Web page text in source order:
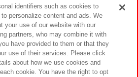
ーン
ステナビリティ サイトポリシー
identifiers such as cookies to
personalize content and ads. We
your use of our website with our
partners, who may combine it with
have provided to them or that they
use of their services. Please click
about how we use cookies and
cookie. You have the right to opt